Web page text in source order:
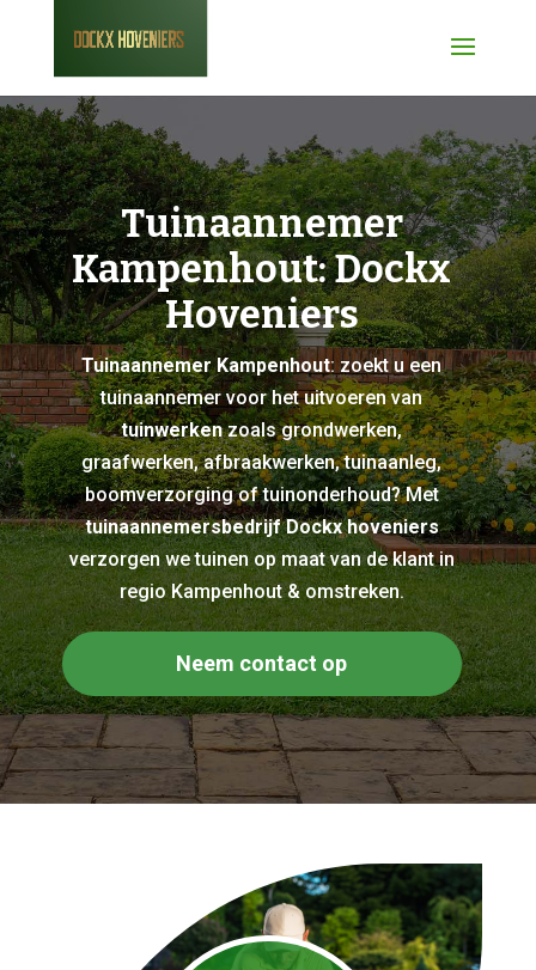
Tuinaannemer
Kampenhout: Dockx
Hoveniers
Tuinaannemer Kampenhout: zoekt u een
tuinaannemer voor het uitvoeren van
tuinwerkenzoals grondwerken,
graafwerken, afbraakwerken, tuinaanleg,
boomverzorging of tuinonderhoud? Met
tuinaannemersbedrijf Dockx hoveniers
verzorgen we tuinen op maat van de klant in
regio Kampenhout & omstreken.
Neem contact op